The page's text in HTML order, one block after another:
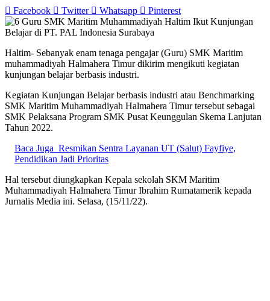
Facebook Twitter Whatsapp Pinterest
Haltim- Sebanyak enam tenaga pengajar (Guru) SMK Maritim
muhammadiyah Halmahera Timur dikirim mengikuti kegiatan
kunjungan belajar berbasis industri.
Kegiatan Kunjungan Belajar berbasis industri atau Benchmarking
SMK Maritim Muhammadiyah Halmahera Timur tersebut sebagai
SMK Pelaksana Program SMK Pusat Keunggulan Skema Lanjutan
Tahun 2022.
Baca Juga Resmikan Sentra Layanan UT (Salut) Fayfiye,
Pendidikan Jadi Prioritas
Hal tersebut diungkapkan Kepala sekolah SKM Maritim
Muhammadiyah Halmahera Timur Ibrahim Rumatamerik kepada
Jurnalis Media ini. Selasa, (15/11/22).